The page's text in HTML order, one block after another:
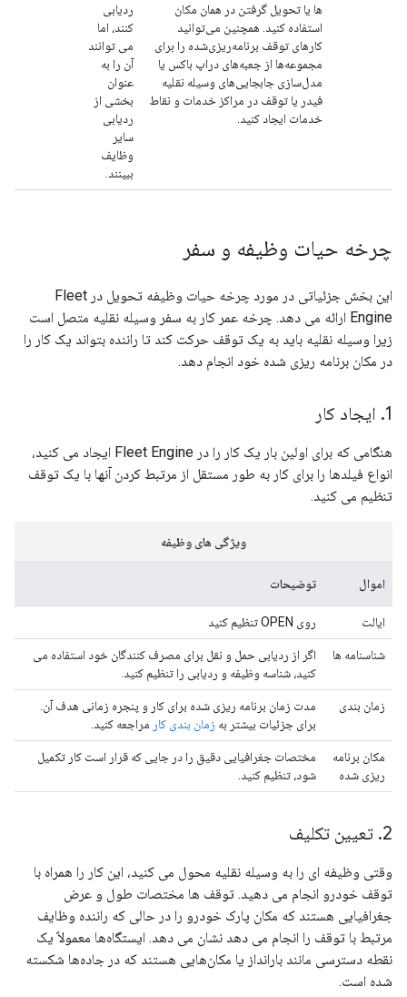
ها یا تحویل گرفتن در همان مکان
استفاده کنید. همچنین می‌توانید
کارهای توقف برنامه‌ریزی‌شده را برای
مجموعه‌ها از جعبه‌های دراپ باکس یا
مدل‌سازی جابجایی‌های وسیله نقلیه
فیدر یا توقف در مراکز خدمات و نقاط
خدمات ایجاد کنید.
ردیابی
کنند، اما
می توانند
آن را به
عنوان
بخشی از
ردیابی
سایر
وظایف
ببینند.
چرخه حیات وظیفه و سفر
این بخش جزئیاتی در مورد چرخه حیات وظیفه تحویل در Fleet
Engine ارائه می دهد. چرخه عمر کار به سفر وسیله نقلیه متصل است
زیرا وسیله نقلیه باید به یک توقف حرکت کند تا راننده بتواند یک کار را
در مکان برنامه ریزی شده خود انجام دهد.
1
. ایجاد کار
هنگامی که برای اولین بار یک کار را در Fleet Engine ایجاد می کنید،
انواع فیلدها را برای کار به طور مستقل از مرتبط کردن آنها با یک توقف
تنظیم می کنید.
ویژگی های وظیفه
اموال توضیحات
ایالت روی OPEN تنظیم کنید
شناسنامه ها
اگر از ردیابی حمل و نقل برای مصرف کنندگان خود استفاده می
کنید، شناسه وظیفه و ردیابی را تنظیم کنید.
زمان بندی
مدت زمان برنامه ریزی شده برای کار و پنجره زمانی هدف آن.
برای جزئیات بیشتر به زمان بندی کار مراجعه کنید.
مکان برنامه
ریزی شده
مختصات جغرافیایی دقیق را در جایی که قرار است کار تکمیل
شود، تنظیم کنید.
2
. تعیین تکلیف
وقتی وظیفه ای را به وسیله نقلیه محول می کنید، این کار را همراه با
توقف خودرو انجام می دهید. توقف ها مختصات طول و عرض
جغرافیایی هستند که مکان پارک خودرو را در حالی که راننده وظایف
مرتبط با توقف را انجام می دهد نشان می دهد. ایستگاه‌ها معمولاً یک
نقطه دسترسی مانند بارانداز یا مکان‌هایی هستند که در جاده‌ها شکسته
شده است.